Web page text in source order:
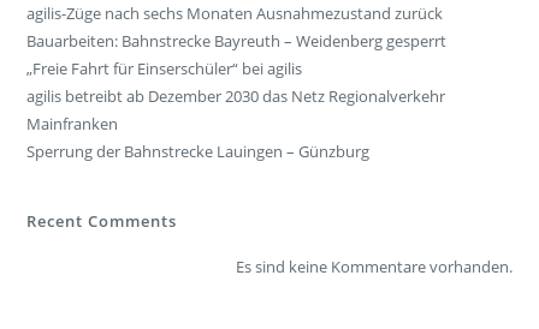
agilis-Züge nach sechs Monaten Ausnahmezustand zurück
Bauarbeiten: Bahnstrecke Bayreuth – Weidenberg gesperrt
„Freie Fahrt für Einserschüler“ bei agilis
agilis betreibt ab Dezember 2030 das Netz Regionalverkehr
Mainfranken
Sperrung der Bahnstrecke Lauingen – Günzburg
Recent Comments
Es sind keine Kommentare vorhanden.